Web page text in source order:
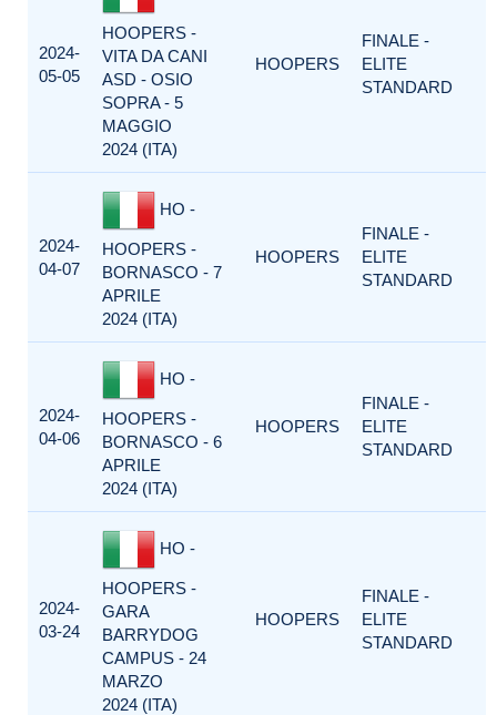
2024-
05-05
HOOPERS -
VITA DA CANI
ASD - OSIO
SOPRA - 5
MAGGIO
2024 (ITA)
HOOPERS
FINALE -
ELITE
STANDARD
2024-
04-07
HO -
HOOPERS -
BORNASCO - 7
APRILE
2024 (ITA)
HOOPERS
FINALE -
ELITE
STANDARD
2024-
04-06
HO -
HOOPERS -
BORNASCO - 6
APRILE
2024 (ITA)
HOOPERS
FINALE -
ELITE
STANDARD
2024-
03-24
HO -
HOOPERS -
GARA
BARRYDOG
CAMPUS - 24
MARZO
2024 (ITA)
HOOPERS
FINALE -
ELITE
STANDARD